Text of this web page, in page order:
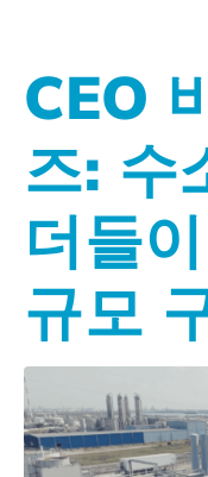
CEO
즈: 수
더들
규모